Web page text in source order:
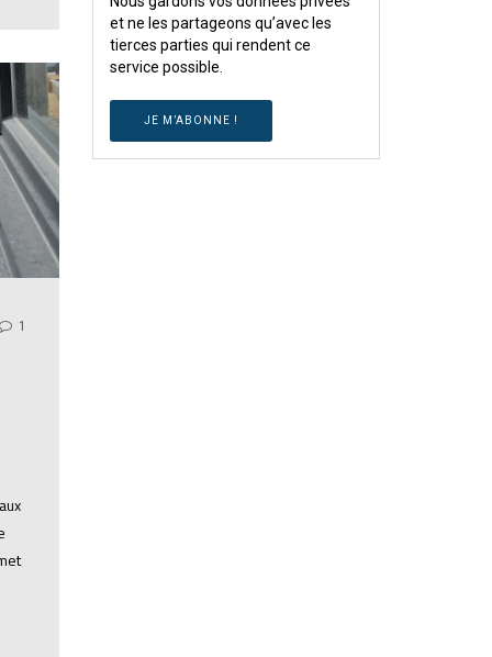
1
et ne les partageons qu’avec les
tierces parties qui rendent ce
service possible.